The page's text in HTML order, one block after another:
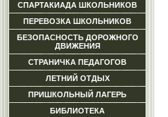
СПАРТАКИАДА ШКОЛЬНИКОВ
ПЕРЕВОЗКА ШКОЛЬНИКОВ
БЕЗОПАСНОСТЬ ДОРОЖНОГО
ДВИЖЕНИЯ
СТРАНИЧКА ПЕДАГОГОВ
ЛЕТНИЙ ОТДЫХ
ПРИШКОЛЬНЫЙ ЛАГЕРЬ
БИБЛИОТЕКА